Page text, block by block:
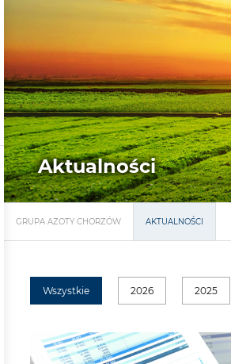
Aktualności
GRUPA AZOTY CHORZÓW AKTUALNOŚCI
Wszystkie 2026 2025